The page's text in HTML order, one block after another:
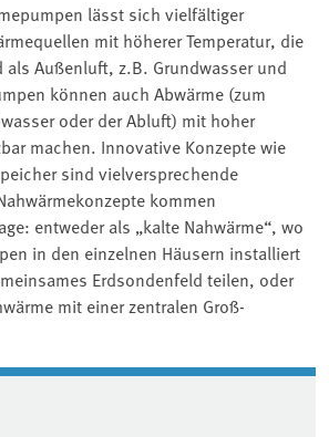
lässt sich vielfältiger
mit höherer Temperatur, die
als Außenluft, z.B. Grundwasser und
können auch Abwärme (zum
oder der Abluft) mit hoher
machen. Innovative Konzepte wie
sind vielversprechende
kommen
entweder als „kalte Nahwärme“, wo
in den einzelnen Häusern installiert
Erdsondenfeld teilen, oder
mit einer zentralen Groß-
content